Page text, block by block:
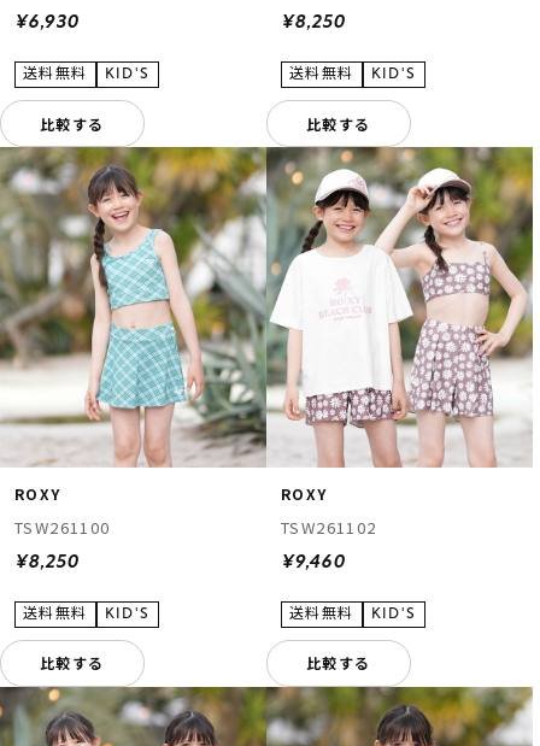
¥6,930
比較する
¥8,250
比較する
ROXY
TSW261100
¥8,250
比較する
ROXY
TSW261102
¥9,460
比較する